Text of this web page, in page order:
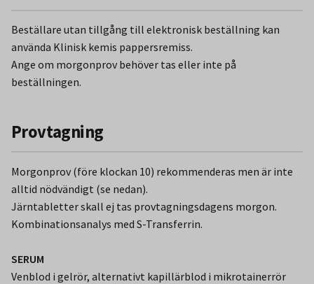
Beställare utan tillgång till elektronisk beställning kan
använda Klinisk kemis pappersremiss.
Ange om morgonprov behöver tas eller inte på
beställningen.
Provtagning
Morgonprov (före klockan 10) rekommenderas men är inte
alltid nödvändigt (se nedan).
Järntabletter skall ej tas provtagningsdagens morgon.
Kombinationsanalys med S-Transferrin.
SERUM
Venblod i gelrör, alternativt kapillärblod i mikrotainerrör